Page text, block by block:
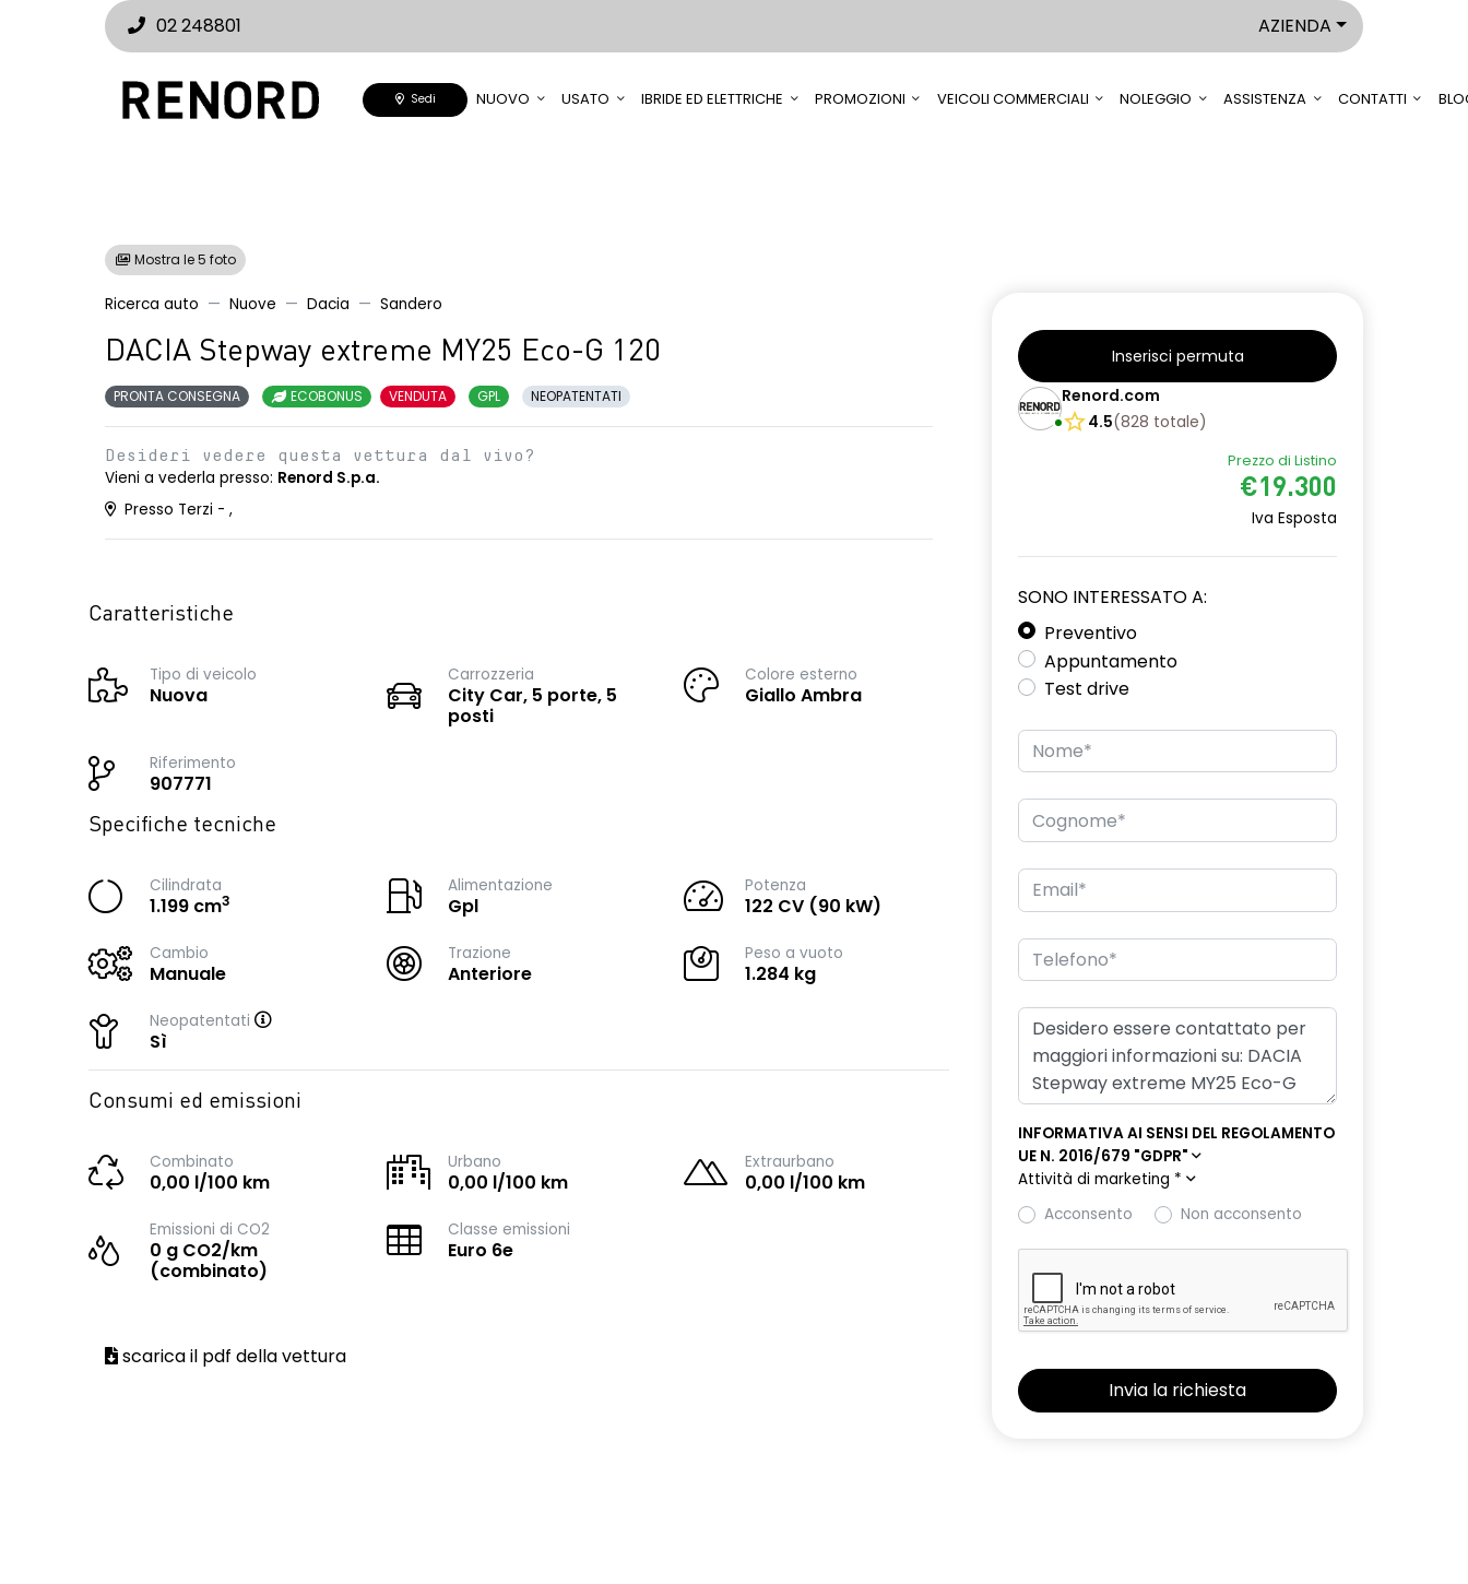
02 248801 AZIENDA
Sedi NUOVO USATO IBRIDE ED ELETTRICHE PROMOZIONI VEICOLI COMMERCIALI NOLEGGIO ASSISTENZA CONTATTI
Mostra le 5 foto
Ricerca auto Nuove Dacia Sandero
DACIA Stepway extreme MY25 Eco-G 120
PRONTA CONSEGNA ECOBONUS VENDUTA GPL NEOPATENTATI
Desideri vedere questa vettura dal vivo?
Vieni a vederla presso: Renord S.p.a.
Presso Terzi - ,
Caratteristiche
Tipo di veicolo
Nuova
Carrozzeria
City Car, 5 porte, 5
posti
Colore esterno
Giallo Ambra
Riferimento
907771
Specifiche tecniche
Cilindrata
1.199 cm3
Alimentazione
Gpl
Potenza
122 CV (90 kW)
Cambio
Manuale
Trazione
Anteriore
Peso a vuoto
1.284 kg
Neopatentati
Sì
Consumi ed emissioni
Combinato
0,00 l/100 km
Urbano
0,00 l/100 km
Extraurbano
0,00 l/100 km
Emissioni di CO2
0 g CO2/km
(combinato)
Classe emissioni
Euro 6e
scarica il pdf della vettura
Inserisci permuta
Renord.com
4.5(828 totale)
Prezzo di Listino
€19.300
Iva Esposta
SONO INTERESSATO A:
Preventivo
Appuntamento
Test drive
INFORMATIVA AI SENSI DEL REGOLAMENTO
UE N. 2016/679 "GDPR"
Attività di marketing *
Acconsento
Non acconsento